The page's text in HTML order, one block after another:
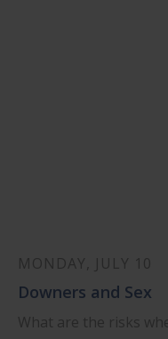
MONDAY, JULY 10
Downers and Sex
What are the risks